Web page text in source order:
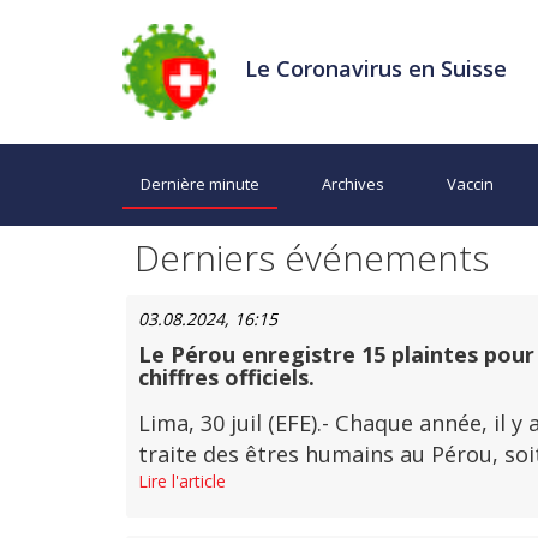
Le Coronavirus en Suisse
Dernière minute Archives Vaccin
Derniers événements
03.08.2024, 16:15
Le Pérou enregistre 15 plaintes
chiffres officiels.
Lima, 30 juil (EFE).- Chaque année, il
traite des êtres humains au Pérou,
Lire l'article